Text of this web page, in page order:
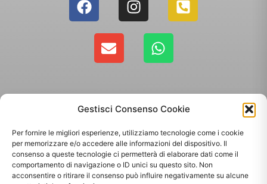
Gestisci Consenso Cookie
Per fornire le migliori esperienze, utilizziamo tecnologie come i cookie
per memorizzare e/o accedere alle informazioni del dispositivo. Il
consenso a queste tecnologie ci permetterà di elaborare dati come il
comportamento di navigazione o ID unici su questo sito. Non
acconsentire o ritirare il consenso può influire negativamente su alcune
Copyright 2025 - Giallo Sun sas di Sandonà Alessandro & C. | Via Roma 106,